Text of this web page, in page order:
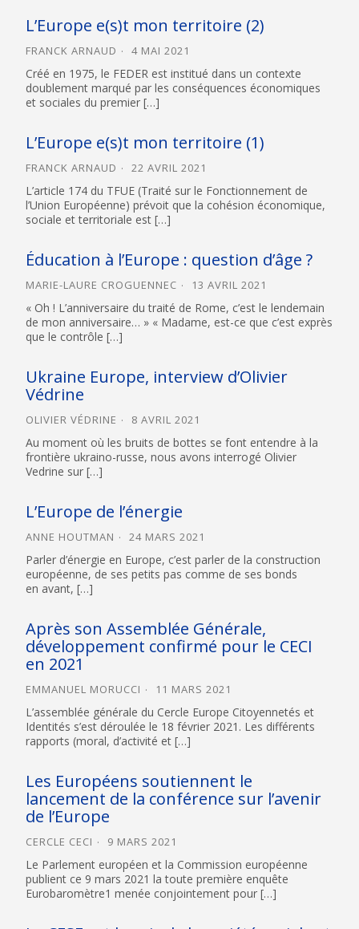
L’Europe e(s)t mon territoire (2)
FRANCK ARNAUD 4 MAI 2021
Créé en 1975, le FEDER est institué dans un contexte
doublement marqué par les conséquences économiques
et sociales du premier […]
L’Europe e(s)t mon territoire (1)
FRANCK ARNAUD 22 AVRIL 2021
L’article 174 du TFUE (Traité sur le Fonctionnement de
l’Union Européenne) prévoit que la cohésion économique,
sociale et territoriale est […]
Éducation à l’Europe : question d’âge ?
MARIE-LAURE CROGUENNEC 13 AVRIL 2021
« Oh ! L’anniversaire du traité de Rome, c’est le lendemain
de mon anniversaire… » « Madame, est-ce que c’est exprès
que le contrôle […]
Ukraine Europe, interview d’Olivier
Védrine
OLIVIER VÉDRINE 8 AVRIL 2021
Au moment où les bruits de bottes se font entendre à la
frontière ukraino-russe, nous avons interrogé Olivier
Vedrine sur […]
L’Europe de l’énergie
ANNE HOUTMAN 24 MARS 2021
Parler d’énergie en Europe, c’est parler de la construction
européenne, de ses petits pas comme de ses bonds
en avant, […]
Après son Assemblée Générale,
développement confirmé pour le CECI
en 2021
EMMANUEL MORUCCI 11 MARS 2021
L’assemblée générale du Cercle Europe Citoyennetés et
Identités s’est déroulée le 18 février 2021. Les différents
rapports (moral, d’activité et […]
Les Européens soutiennent le
lancement de la conférence sur l’avenir
de l’Europe
CERCLE CECI 9 MARS 2021
Le Parlement européen et la Commission européenne
publient ce 9 mars 2021 la toute première enquête
Eurobaromètre1 menée conjointement pour […]